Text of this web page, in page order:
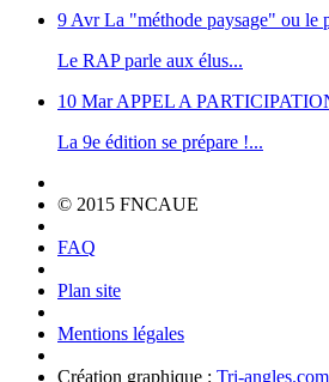
9 Avr La "méthode paysage" ou le
Le RAP parle aux élus...
10 Mar APPEL A
La 9e édition se prépare !...
© 2015 FNCAUE
FAQ
Plan site
Mentions légales
Création graphique : Tri-angles.com